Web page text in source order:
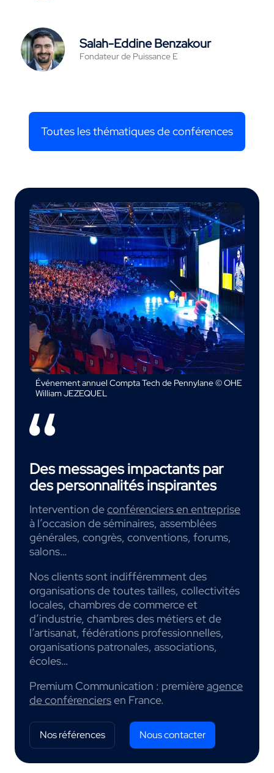
Salah-Eddine Benzakour
Fondateur de Puissance E
Toutes les thématiques de conférences
Événement annuel Compta Tech de Pennylane © OHE
William JEZEQUEL
Des messages impactants par
des personnalités inspirantes
Intervention deconférenciers en entreprise
à l’occasion de séminaires, assemblées
générales, congrès, conventions, forums,
salons…
Nos clients sont indifféremment des
organisations de toutes tailles, collectivités
locales, chambres de commerce et
d’industrie, chambres des métiers et de
l’artisanat, fédérations professionnelles,
organisations patronales, associations,
écoles…
Premium Communication : premièreagence
de conférenciersen France.
Nos références Nous contacter